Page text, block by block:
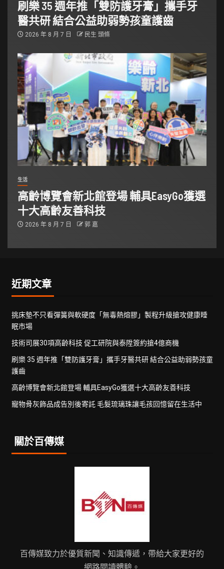
刷樂 35 週年推「雙防護牙膏」攜手牙
醫共研 結合公益助弱勢孩童護齒
2026 年 8 月 7 日 民生 頭條
生活
高齡博覽會新北館登場 輔具EasyGo獲選
十大高齡友善科技
2026 年 8 月 7 日 郭 嘉
近期文章
挑床墊不只看彈簧與軟硬度「無毒熱熔膠」製程升級搶攻健康睡
眠市場
技術司展30項高齡科技 促工研院與泰陞簽約搶4億商機
刷樂 35 週年推「雙防護牙膏」攜手牙醫共研 結合公益助弱勢孩童
護齒
高齡博覽會新北館登場 輔具EasyGo獲選十大高齡友善科技
寵物骨灰飾品成告別後寄託 毛髮琉璃珠讓毛孩回憶留在生活中
關於百傳媒
百傳媒致力於優質新聞、知識傳遞，帶給大家更好的